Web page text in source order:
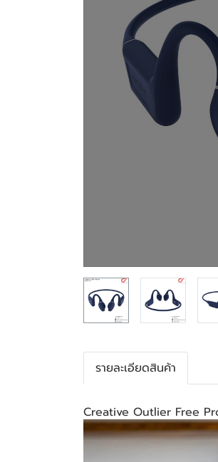
รายละเอียดสินค้า
Creative Outlier Free